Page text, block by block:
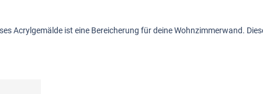
Acrylgemälde ist eine Bereicherung für deine Wohnzimmerwand.